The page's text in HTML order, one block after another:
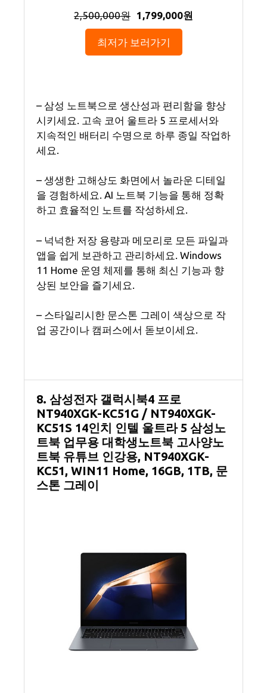
2,500,000원 1,799,000원
최저가 보러가기
– 삼성 노트북으로 생산성과 편리함을 향상
시키세요. 고속 코어 울트라 5 프로세서와
지속적인 배터리 수명으로 하루 종일 작업하
세요.
– 생생한 고해상도 화면에서 놀라운 디테일
을 경험하세요. AI 노트북 기능을 통해 정확
하고 효율적인 노트를 작성하세요.
– 넉넉한 저장 용량과 메모리로 모든 파일과
앱을 쉽게 보관하고 관리하세요. Windows
11 Home 운영 체제를 통해 최신 기능과 향
상된 보안을 즐기세요.
– 스타일리시한 문스톤 그레이 색상으로 작
업 공간이나 캠퍼스에서 돋보이세요.
8. 삼성전자 갤럭시북4 프로
NT940XGK-KC51G / NT940XGK-
KC51S 14인치 인텔 울트라 5 삼성노
트북 업무용 대학생노트북 고사양노
트북 유튜브 인강용, NT940XGK-
KC51, WIN11 Home, 16GB, 1TB, 문
스톤 그레이